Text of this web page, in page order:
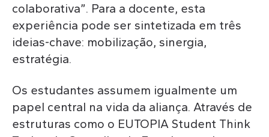
colaborativa”. Para a docente, esta
experiência pode ser sintetizada em três
ideias-chave: mobilização, sinergia,
estratégia.
Os estudantes assumem igualmente um
papel central na vida da aliança. Através de
estruturas como o EUTOPIA Student Think